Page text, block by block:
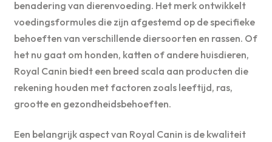
benadering van dierenvoeding. Het merk ontwikkelt
voedingsformules die zijn afgestemd op de specifieke
behoeften van verschillende diersoorten en rassen. Of
het nu gaat om honden, katten of andere huisdieren,
Royal Canin biedt een breed scala aan producten die
rekening houden met factoren zoals leeftijd, ras,
grootte en gezondheidsbehoeften.
Een belangrijk aspect van Royal Canin is de kwaliteit